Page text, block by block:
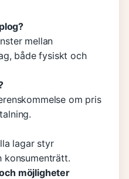
mellan
både fysiskt och
om pris
lagar styr
konsumenträtt.
möjligheter